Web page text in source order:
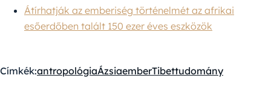
Átírhatják az emberiség történelmét az afrikai
esőerdőben talált 150 ezer éves eszközök
Címkék:antropológiaÁzsiaemberTibettudomány